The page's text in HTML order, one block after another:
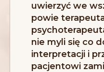
uwierzyć we
powie
nie myli się co
interpretacji i
pacjentowi